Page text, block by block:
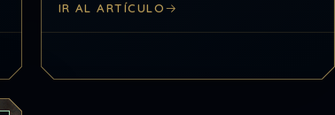
ACCIÓN-REACCIÓN. Punto #1 de 3:
IR AL ARTÍCULO